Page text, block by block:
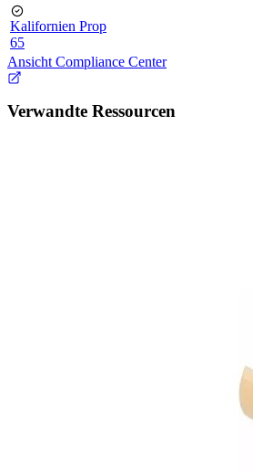
Kalifornien Prop
65
Ansicht Compliance Center
Verwandte Ressourcen